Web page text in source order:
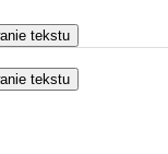
tekstu
tekstu